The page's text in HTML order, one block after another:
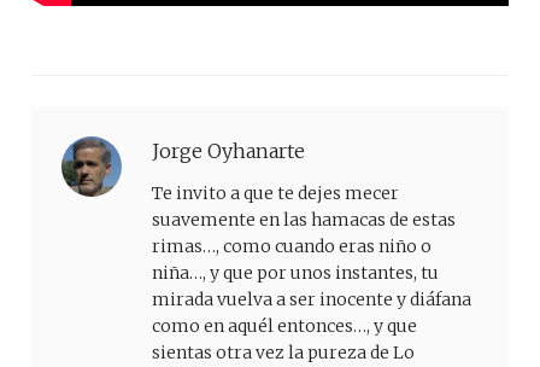
Jorge Oyhanarte
Te invito a que te dejes mecer
suavemente en las hamacas de estas
rimas…, como cuando eras niño o
niña…, y que por unos instantes, tu
mirada vuelva a ser inocente y diáfana
como en aquél entonces…, y que
sientas otra vez la pureza de Lo